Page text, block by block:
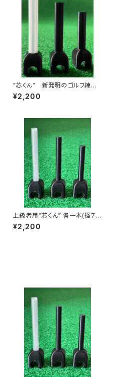
”芯くん” 新発明のゴルフ練習
器具(径10mm)
¥2,200
上級者用”芯くん” 各一本(径7m
m)
¥2,200